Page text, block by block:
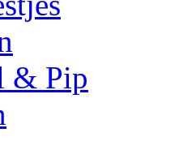
& Pip